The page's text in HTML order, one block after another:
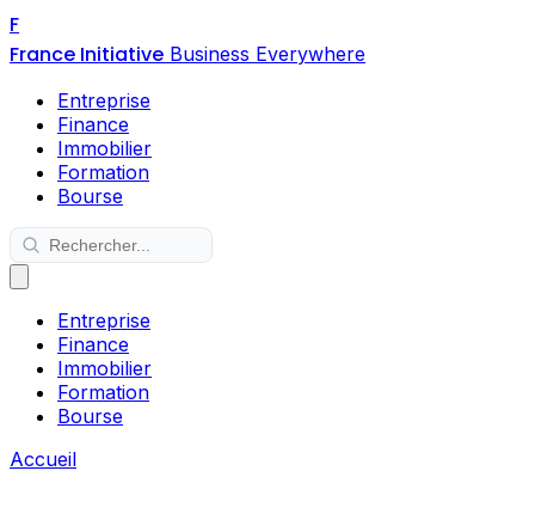
F
France Initiative Business Everywhere
Entreprise
Finance
Immobilier
Formation
Bourse
Entreprise
Finance
Immobilier
Formation
Bourse
Accueil